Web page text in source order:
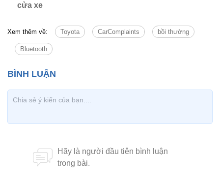
cửa xe
Xem thêm về: Toyota CarComplaints bồi thường
Bluetooth